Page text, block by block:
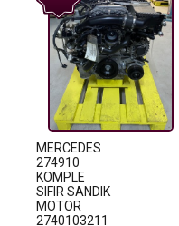
MERCEDES
274910
KOMPLE
SIFIR SANDIK
MOTOR
2740103211